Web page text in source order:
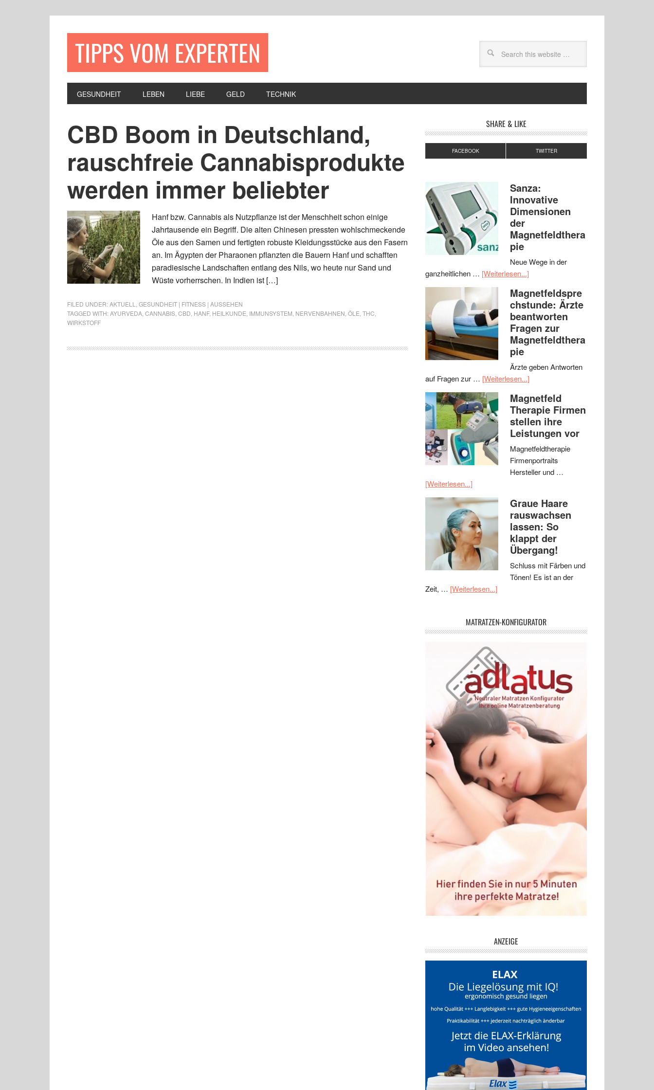
TIPPS VOM EXPERTEN
GESUNDHEIT LEBEN LIEBE GELD TECHNIK
CBD Boom in Deutschland,
rauschfreie Cannabisprodukte
werden immer beliebter
Hanf bzw. Cannabis als Nutzpflanze ist der Menschheit schon einige
Jahrtausende ein Begriff. Die alten Chinesen pressten wohlschmeckende
Öle aus den Samen und fertigten robuste Kleidungsstücke aus den Fasern
an. Im Ägypten der Pharaonen pflanzten die Bauern Hanf und schafften
paradiesische Landschaften entlang des Nils, wo heute nur Sand und
Wüste vorherrschen. In Indien ist […]
FILED UNDER:AKTUELL
GESUNDHEIT | FITNESS | AUSSEHEN
TAGGED WITH:AYURVEDA CANNABIS CBD HANF, HEILKUNDE IMMUNSYSTEM NERVENBAHNEN ÖLE THC
WIRKSTOFF
SHARE & LIKE
FACEBOOK TWITTER
Sanza:
Innovative
Dimensionen
der
Magnetfeldthera
pie
Neue Wege in der
ganzheitlichen … [Weiterlesen...]
Magnetfeldspre
chstunde: Ärzte
beantworten
Fragen zur
Magnetfeldthera
pie
Ärzte geben Antworten
auf Fragen zur … [Weiterlesen...]
Magnetfeld
Therapie Firmen
stellen ihre
Leistungen vor
Magnetfeldtherapie
Firmenportraits
Hersteller und …
[Weiterlesen...]
Graue Haare
rauswachsen
lassen: So
klappt der
Übergang!
Schluss mit Färben und
Tönen! Es ist an der
Zeit, … [Weiterlesen...]
MATRATZEN-KONFIGURATOR
ANZEIGE